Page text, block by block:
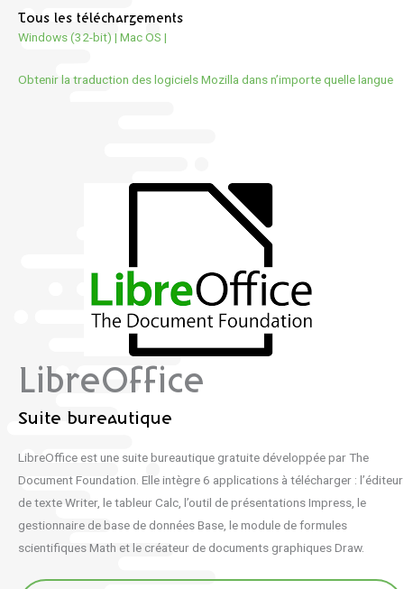
Tous les téléchargements
Windows (32-bit) | Mac OS |
Obtenir la traduction des logiciels Mozilla dans n’importe quelle langue
LibreOffice
Suite bureautique
LibreOffice est une suite bureautique gratuite développée par The
Document Foundation. Elle intègre 6 applications à télécharger : l’éditeur
de texte Writer, le tableur Calc, l’outil de présentations Impress, le
gestionnaire de base de données Base, le module de formules
scientifiques Math et le créateur de documents graphiques Draw.